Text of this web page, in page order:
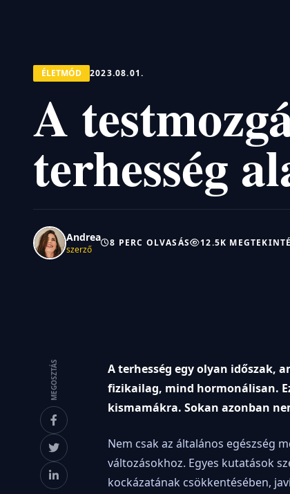
ÉLETMÓD 2023.08.01.
A
terhesség
Andrea
szerző
8 PERC OLVASÁS 12.5K
MEGOSZTÁS
A terhesség egy olyan időszak,
fizikailag, mind hormonálisan.
kismamákra. Sokan azonban
Nem csak az általános egészség
változásokhoz. Egyes kutatások
kockázatának csökkentésében,